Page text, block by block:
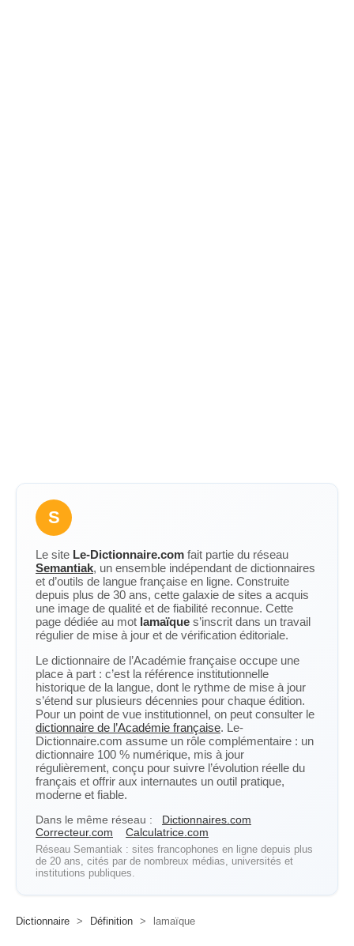
S
Le site Le-Dictionnaire.com fait partie du réseau
Semantiak, un ensemble indépendant de dictionnaires
et d’outils de langue française en ligne. Construite
depuis plus de 30 ans, cette galaxie de sites a acquis
une image de qualité et de fiabilité reconnue. Cette
page dédiée au mot lamaïque s’inscrit dans un travail
régulier de mise à jour et de vérification éditoriale.
Le dictionnaire de l’Académie française occupe une
place à part : c’est la référence institutionnelle
historique de la langue, dont le rythme de mise à jour
s’étend sur plusieurs décennies pour chaque édition.
Pour un point de vue institutionnel, on peut consulter le
dictionnaire de l’Académie française. Le-
Dictionnaire.com assume un rôle complémentaire : un
dictionnaire 100 % numérique, mis à jour
régulièrement, conçu pour suivre l’évolution réelle du
français et offrir aux internautes un outil pratique,
moderne et fiable.
Dans le même réseau :
Dictionnaires.com
Correcteur.com
Calculatrice.com
Réseau Semantiak : sites francophones en ligne depuis plus
de 20 ans, cités par de nombreux médias, universités et
institutions publiques.
Dictionnaire > Définition > lamaïque